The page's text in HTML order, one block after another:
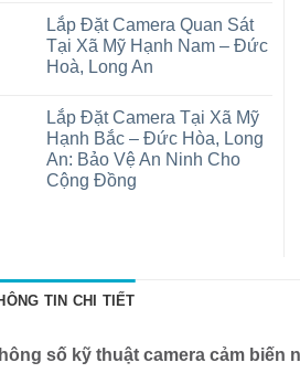
xã
Đức
Lập,
Trảng
Bàng:
và
thiết
bị
Mỹ
Hạnh
Bắc
–
Đức
An
bình
luận
ở
Lắp
giám
sát
cho
nhà
xưởng
tại
Lắp Đặt Camera Quan Sát
Tại Xã Mỹ Hạnh Nam – Đức
Hoà, Long An
bình
luận
ở
Lắp
Đặt
Camera
–
Long
An
Lắp Đặt Camera Tại Xã Mỹ
Hạnh Bắc – Đức Hòa, Long
An: Bảo Vệ An Ninh Cho
Cộng Đồng
Camera
Mỹ
Hạnh
TIN CHI TIẾT
số kỹ thuật camera cảm biến